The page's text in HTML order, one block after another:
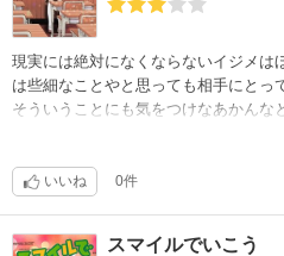
現実には絶対になくならないイジメは
は些細なことやと思っても相手にとっ
そういうことにも気をつけなあかんな
いいね 0件
スマイルでいこう